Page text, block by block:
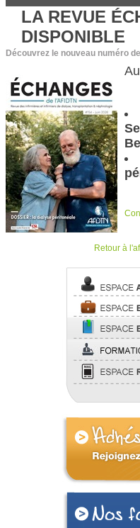
LA REVUE
DISPONIBLE
Découvrez le nouveau numéro
Retour à